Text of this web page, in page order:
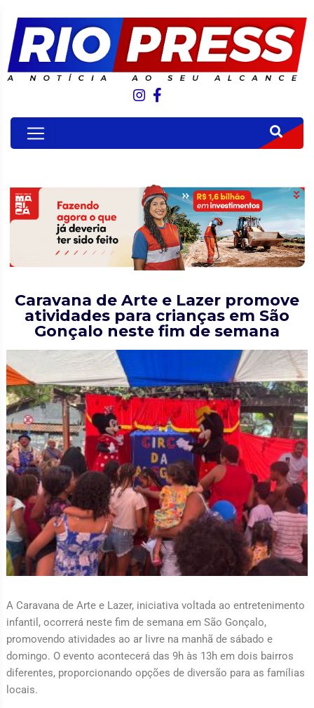
Caravana de Arte e Lazer promove
atividades para crianças em São
Gonçalo neste fim de semana
A Caravana de Arte e Lazer, iniciativa voltada ao entretenimento
infantil, ocorrerá neste fim de semana em São Gonçalo,
promovendo atividades ao ar livre na manhã de sábado e
domingo. O evento acontecerá das 9h às 13h em dois bairros
diferentes, proporcionando opções de diversão para as famílias
locais.